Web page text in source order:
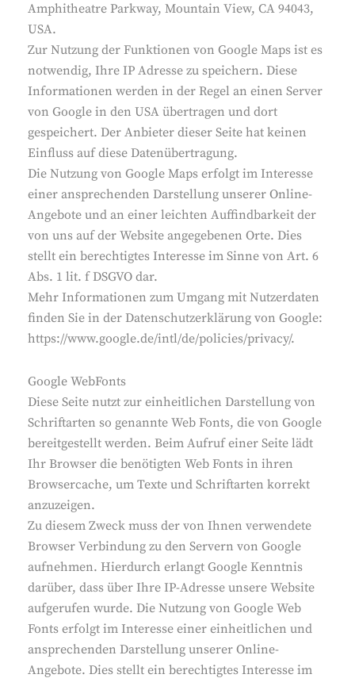
Amphitheatre Parkway, Mountain View, CA 94043,
USA.
Zur Nutzung der Funktionen von Google Maps ist es
notwendig, Ihre IP Adresse zu speichern. Diese
Informationen werden in der Regel an einen Server
von Google in den USA übertragen und dort
gespeichert. Der Anbieter dieser Seite hat keinen
Einfluss auf diese Datenübertragung.
Die Nutzung von Google Maps erfolgt im Interesse
einer ansprechenden Darstellung unserer Online-
Angebote und an einer leichten Auffindbarkeit der
von uns auf der Website angegebenen Orte. Dies
stellt ein berechtigtes Interesse im Sinne von Art. 6
Abs. 1 lit. f DSGVO dar.
Mehr Informationen zum Umgang mit Nutzerdaten
finden Sie in der Datenschutzerklärung von Google:
https://www.google.de/intl/de/policies/privacy/.
Google WebFonts
Diese Seite nutzt zur einheitlichen Darstellung von
Schriftarten so genannte Web Fonts, die von Google
bereitgestellt werden. Beim Aufruf einer Seite lädt
Ihr Browser die benötigten Web Fonts in ihren
Browsercache, um Texte und Schriftarten korrekt
anzuzeigen.
Zu diesem Zweck muss der von Ihnen verwendete
Browser Verbindung zu den Servern von Google
aufnehmen. Hierdurch erlangt Google Kenntnis
darüber, dass über Ihre IP-Adresse unsere Website
aufgerufen wurde. Die Nutzung von Google Web
Fonts erfolgt im Interesse einer einheitlichen und
ansprechenden Darstellung unserer Online-
Angebote. Dies stellt ein berechtigtes Interesse im